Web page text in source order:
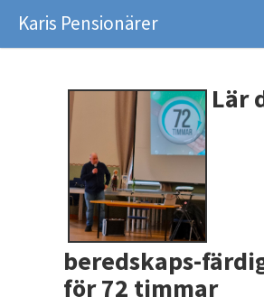
Karis Pensionärer
Lär
beredskaps-
för 72 timmar